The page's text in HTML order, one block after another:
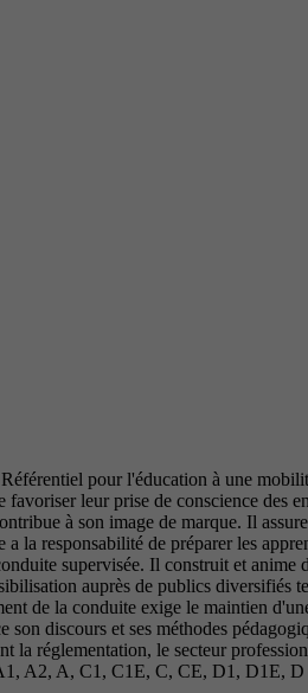
pour l'éducation à une
leur prise de conscience des
à son image de marque. Il
la responsabilité de préparer les
supervisée. Il construit et anime
auprès de publics diversifiés
de la conduite exige le maintien
discours et ses méthodes
réglementation, le secteur
A2, A, C1, C1E, C, CE, D1, D1E,